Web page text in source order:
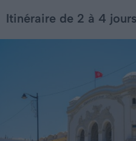
Itinéraire de 2 à 4